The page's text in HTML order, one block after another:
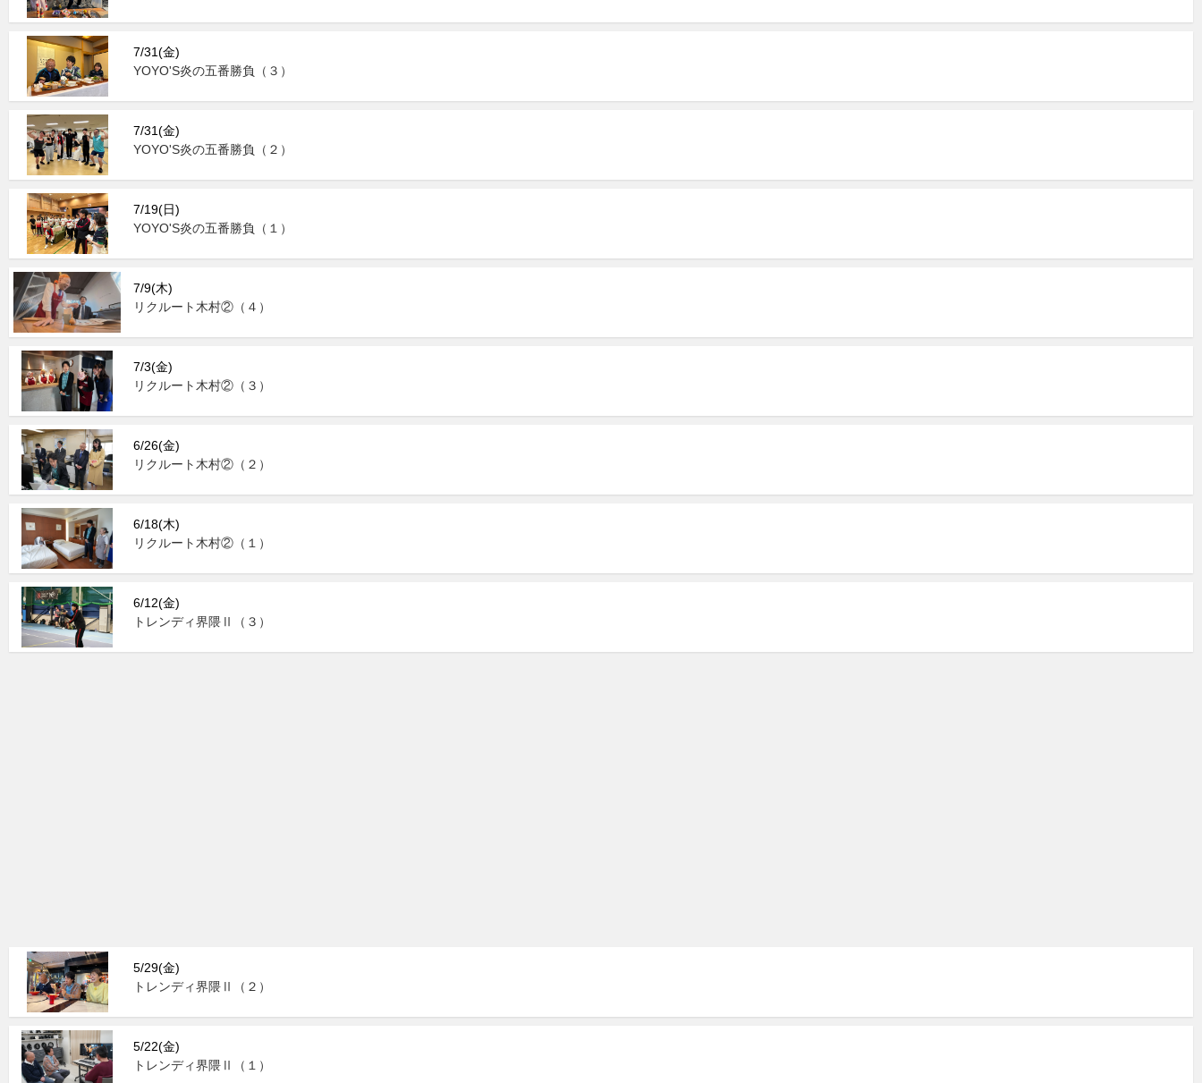
7/31(金)
YOYO'S炎の五番勝負（３）
7/31(金)
YOYO'S炎の五番勝負（２）
7/19(日)
YOYO'S炎の五番勝負（１）
7/9(木)
リクルート木村②（４）
7/3(金)
リクルート木村②（３）
6/26(金)
リクルート木村②（２）
6/18(木)
リクルート木村②（１）
6/12(金)
トレンディ界隈Ⅱ（３）
5/29(金)
トレンディ界隈Ⅱ（２）
5/22(金)
トレンディ界隈Ⅱ（１）